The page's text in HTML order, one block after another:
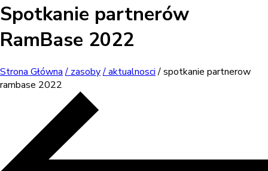
Spotkanie partnerów
RamBase 2022
Strona Główna / zasoby/ aktualnosci/ spotkanie partnerow
rambase 2022